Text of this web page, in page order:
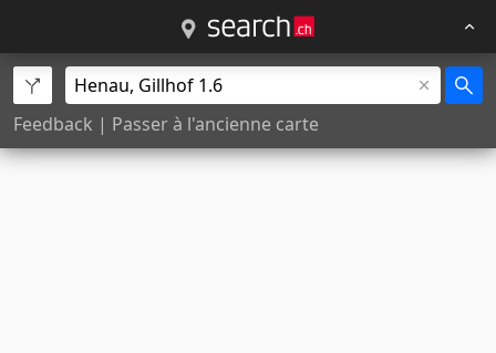
Feedback | Passer à l'ancienne carte